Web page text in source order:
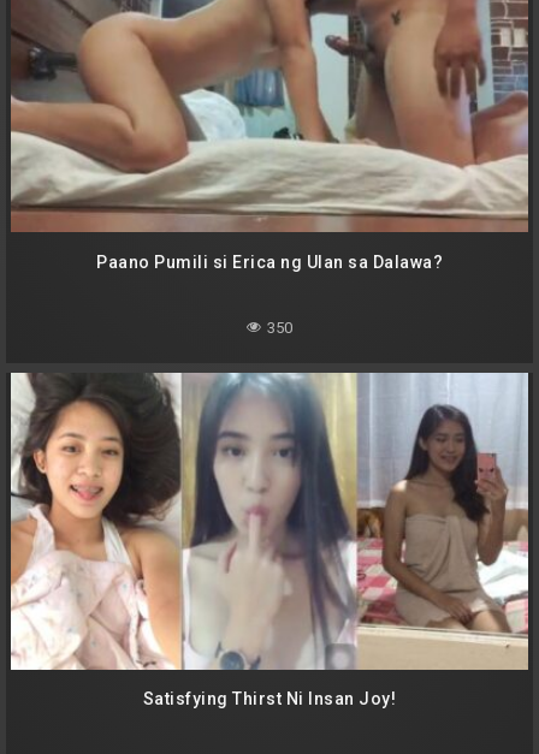
Paano Pumili si Erica ng Ulan sa Dalawa?
350
Satisfying Thirst Ni Insan Joy!